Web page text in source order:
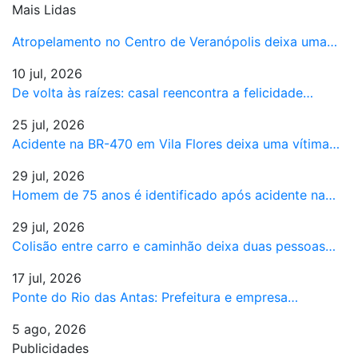
Mais Lidas
Atropelamento no Centro de Veranópolis deixa uma…
10 jul, 2026
De volta às raízes: casal reencontra a felicidade…
25 jul, 2026
Acidente na BR-470 em Vila Flores deixa uma vítima…
29 jul, 2026
Homem de 75 anos é identificado após acidente na…
29 jul, 2026
Colisão entre carro e caminhão deixa duas pessoas…
17 jul, 2026
Ponte do Rio das Antas: Prefeitura e empresa…
5 ago, 2026
Publicidades